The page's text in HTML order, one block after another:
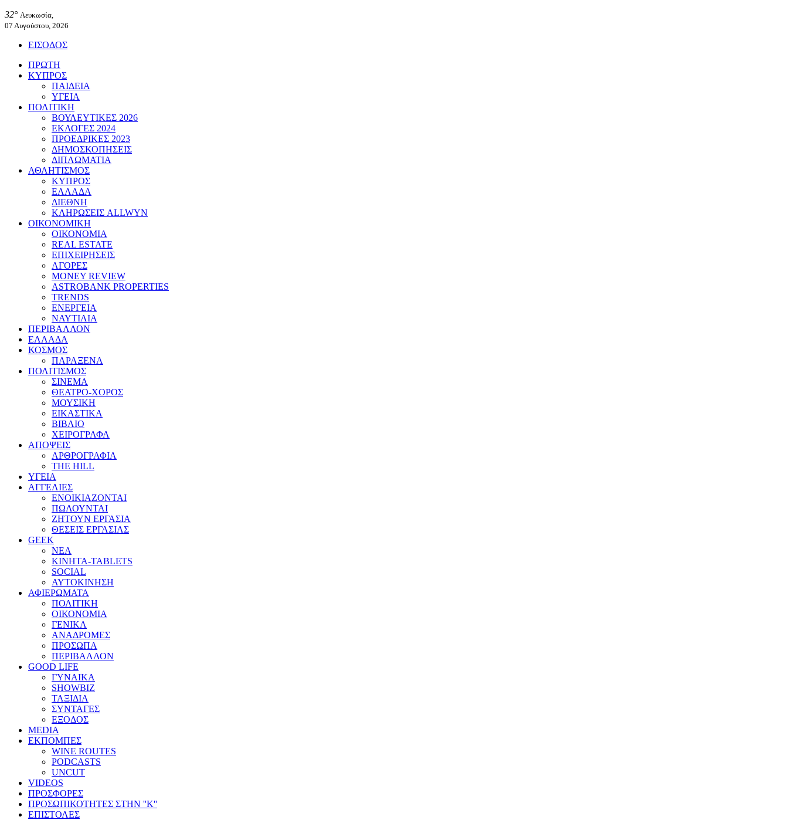
32° Λευκωσία,
07 Αυγούστου, 2026
ΕΙΣΟΔΟΣ
ΠΡΩΤΗ
ΚΥΠΡΟΣ
ΠΑΙΔΕΙΑ
ΥΓΕΙΑ
ΠΟΛΙΤΙΚΗ
ΒΟΥΛΕΥΤΙΚΕΣ 2026
ΕΚΛΟΓΕΣ 2024
ΠΡΟΕΔΡΙΚΕΣ 2023
ΔΗΜΟΣΚΟΠΗΣΕΙΣ
ΔΙΠΛΩΜΑΤΙΑ
ΑΘΛΗΤΙΣΜΟΣ
ΚΥΠΡΟΣ
ΕΛΛΑΔΑ
ΔΙΕΘΝΗ
ΚΛΗΡΩΣΕΙΣ ALLWYN
ΟΙΚΟΝΟΜΙΚΗ
ΟΙΚΟΝΟΜΙΑ
REAL ESTATE
ΕΠΙΧΕΙΡΗΣΕΙΣ
ΑΓΟΡΕΣ
MONEY REVIEW
ASTROBANK PROPERTIES
TRENDS
ΕΝΕΡΓΕΙΑ
ΝΑΥΤΙΛΙΑ
ΠΕΡΙΒΑΛΛΟΝ
ΕΛΛΑΔΑ
ΚΟΣΜΟΣ
ΠΑΡΑΞΕΝΑ
ΠΟΛΙΤΙΣΜΟΣ
ΣΙΝΕΜΑ
ΘΕΑΤΡΟ-ΧΟΡΟΣ
ΜΟΥΣΙΚΗ
ΕΙΚΑΣΤΙΚΑ
ΒΙΒΛΙΟ
ΧΕΙΡΟΓΡΑΦΑ
ΑΠΟΨΕΙΣ
ΑΡΘΡΟΓΡΑΦΙΑ
THE HILL
ΥΓΕΙΑ
ΑΓΓΕΛΙΕΣ
ΕΝΟΙΚΙΑΖΟΝΤΑΙ
ΠΩΛΟΥΝΤΑΙ
ΖΗΤΟΥΝ ΕΡΓΑΣΙΑ
ΘΕΣΕΙΣ ΕΡΓΑΣΙΑΣ
GEEK
ΝΕΑ
ΚΙΝΗΤΑ-TABLETS
SOCIAL
ΑΥΤΟΚΙΝΗΣΗ
ΑΦΙΕΡΩΜΑΤΑ
ΠΟΛΙΤΙΚΗ
ΟΙΚΟΝΟΜΙΑ
ΓΕΝΙΚΑ
ΑΝΑΔΡΟΜΕΣ
ΠΡΟΣΩΠΑ
ΠΕΡΙΒΑΛΛΟΝ
GOOD LIFE
ΓΥΝΑΙΚΑ
SHOWBIZ
ΤΑΞΙΔΙΑ
ΣΥΝΤΑΓΕΣ
ΕΞΟΔΟΣ
MEDIA
ΕΚΠΟΜΠΕΣ
WINE ROUTES
PODCASTS
UNCUT
VIDEOS
ΠΡΟΣΦΟΡΕΣ
ΠΡΟΣΩΠΙΚΟΤΗΤΕΣ ΣΤΗΝ ''Κ''
ΕΠΙΣΤΟΛΕΣ